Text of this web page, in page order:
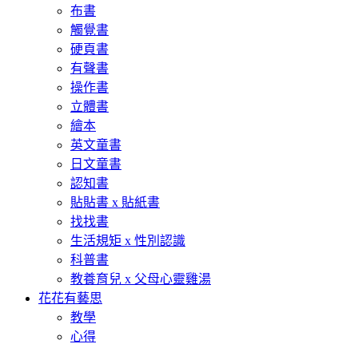
布書
觸覺書
硬頁書
有聲書
操作書
立體書
繪本
英文童書
日文童書
認知書
貼貼書 x 貼紙書
找找書
生活規矩 x 性別認識
科普書
教養育兒 x 父母心靈雞湯
花花有藝思
教學
心得